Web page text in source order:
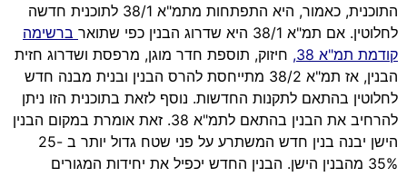
התוכנית, כאמור, היא התפתחות מתמ"א 38/1 לתוכנית חדשה
לחלוטין. אם תמ"א 38/1 היא שדרוג הבנין כפי שתואר
ברשימה
קודמת תמ"א 38
, חיזוק, תוספת חדר מוגן, מרפסת ושדרוג חזית
הבנין, אז תמ"א 38/2 מתייחסת להרס הבנין ובנית מבנה חדש
לחלוטין בהתאם לתקנות החדשות. נוסף לזאת בתוכנית הזו ניתן
להרחיב את הבנין בהתאם לתמ"א 38. זאת אומרת במקום הבנין
הישן יבנה בנין חדש המשתרע על פני שטח גדול יותר ב 25-
35% מהבנין הישן. הבנין החדש יכפיל את יחידות המגורים